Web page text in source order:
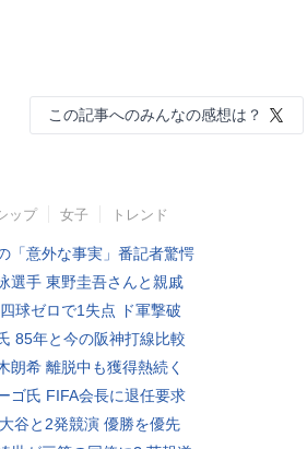
この記事へのみんなの感想は？
ップ 女子 トレンド
「意外な事実」番記者驚愕
選手 東野圭吾さんと親戚
球ゼロで1失点 ド軍撃破
85年と今の阪神打線比較
朗希 離脱中も獲得熱続く
ゴ氏 FIFA会長に退任要求
谷と2発競演 優勝を優先